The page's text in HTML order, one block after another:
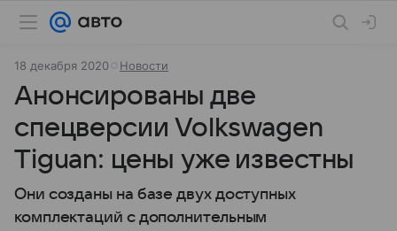
18 декабря 2020 Новости
Анонсированы две
спецверсии Volkswagen
Tiguan: цены уже известны
Они созданы на базе двух доступных
комплектаций с дополнительным